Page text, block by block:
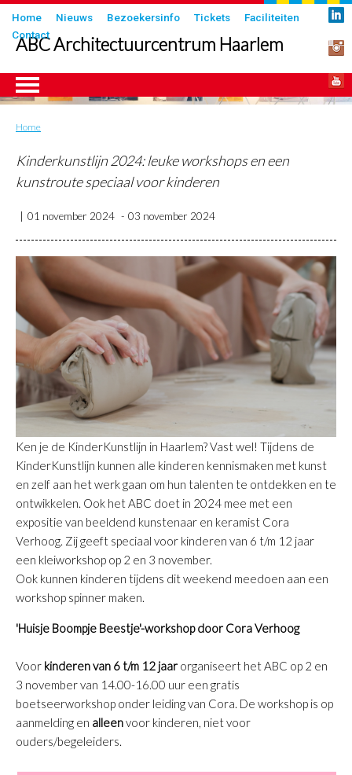
Overslaan
en
naar
inhoud
gaan
Submenu
Home Nieuws Bezoekersinfo Tickets
Faciliteiten
Contact
ABC Architectuurcentrum Haarlem
Kruimelpad
Home
Kinderkunstlijn 2024: leuke workshops en een
kunstroute speciaal voor kinderen
01 november 2024 03 november 2024
Ken je de KinderKunstlijn in Haarlem? Vast wel! Tijdens de
KinderKunstlijn kunnen alle kinderen kennismaken met kunst
en zelf aan het werk gaan om hun talenten te ontdekken en te
ontwikkelen. Ook het ABC doet in 2024 mee met een
expositie van beeldend kunstenaar en keramist Cora
Verhoog. Zij geeft speciaal voor kinderen van 6 t/m 12 jaar
een kleiworkshop op 2 en 3 november.
Ook kunnen kinderen tijdens dit weekend meedoen aan een
workshop spinner maken.
'Huisje Boompje Beestje'-workshop door Cora Verhoog
Voor kinderen van 6 t/m 12 jaar organiseert het ABC op 2 en
3 november van 14.00-16.00 uur een gratis
boetseerworkshop onder leiding van Cora. De workshop is op
aanmelding en alleenvoor kinderen, niet voor
ouders/begeleiders.